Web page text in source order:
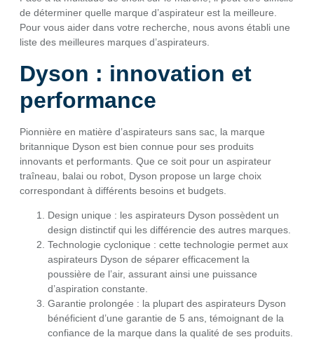
de déterminer quelle marque d’aspirateur est la meilleure.
Pour vous aider dans votre recherche, nous avons établi une
liste des meilleures marques d’aspirateurs.
Dyson : innovation et
performance
Pionnière en matière d’aspirateurs sans sac, la marque
britannique Dyson est bien connue pour ses produits
innovants et performants. Que ce soit pour un aspirateur
traîneau, balai ou robot, Dyson propose un large choix
correspondant à différents besoins et budgets.
Design unique : les aspirateurs Dyson possèdent un
design distinctif qui les différencie des autres marques.
Technologie cyclonique : cette technologie permet aux
aspirateurs Dyson de séparer efficacement la
poussière de l’air, assurant ainsi une puissance
d’aspiration constante.
Garantie prolongée : la plupart des aspirateurs Dyson
bénéficient d’une garantie de 5 ans, témoignant de la
confiance de la marque dans la qualité de ses produits.